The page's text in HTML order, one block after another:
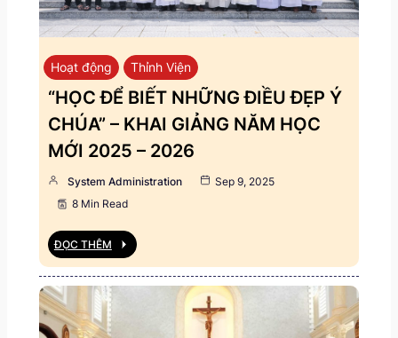
Hoạt động Thỉnh Viện
“HỌC ĐỂ BIẾT NHỮNG ĐIỀU ĐẸP Ý
CHÚA” – KHAI GIẢNG NĂM HỌC
MỚI 2025 – 2026
System Administration
Sep 9, 2025
8 Min Read
ĐỌC THÊM